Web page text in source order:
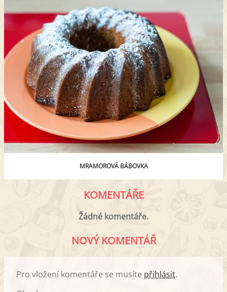
MRAMOROVÁ BÁBOVKA
KOMENTÁŘE
Žádné komentáře.
NOVÝ KOMENTÁŘ
Pro vložení komentáře se musíte přihlásit.